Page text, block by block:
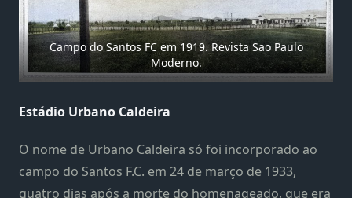
Campo do Santos FC em 1919. Revista Sao Paulo
Moderno.
Estádio Urbano Caldeira
O nome de Urbano Caldeira só foi incorporado ao
campo do Santos F.C. em 24 de março de 1933,
quatro dias após a morte do homenageado, que era